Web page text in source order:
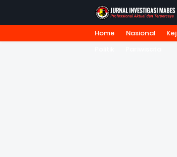
HOME TENTANG
Home Nasional